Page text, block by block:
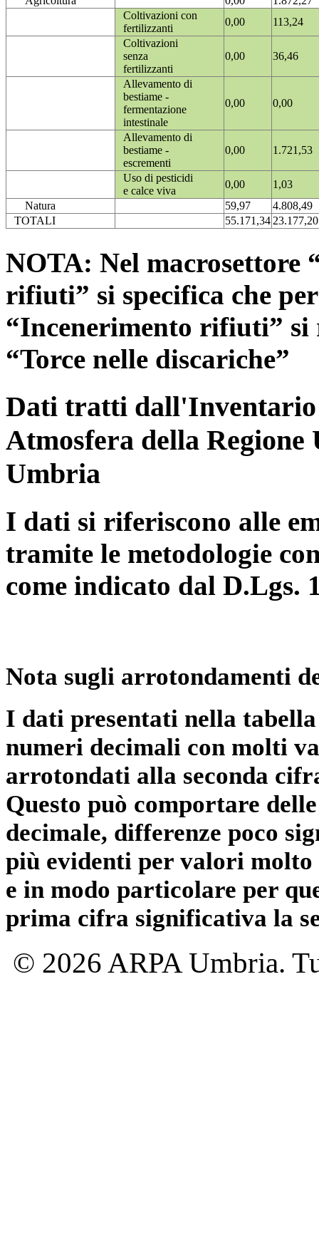
Coltivazioni con
fertilizzanti
0,00
113,24
Coltivazioni
senza
fertilizzanti
0,00 36,46
Allevamento di
bestiame -
fermentazione
intestinale
0,00 0,00
Allevamento di
bestiame -
escrementi
0,00 1.721,53
Uso di pesticidi
e calce viva
0,00
1,03
Natura
59,97
4.808,49
TOTALI
55.171,3423.177,20
NOTA: Nel macrosettore
rifiuti” si specifica che
“Incenerimento rifiuti”
“Torce nelle discariche”
Dati tratti dall'Inventario
Atmosfera della
Umbria
I dati si riferiscono alle
tramite le metodologie
come indicato dal D.Lgs.
Nota sugli arrotondamenti
I dati presentati nella
numeri decimali con molti
arrotondati alla seconda
Questo può comportare
decimale, differenze poco
più evidenti per valori
e in modo particolare per
prima cifra significativa la
© 2026 ARPA Umbria.